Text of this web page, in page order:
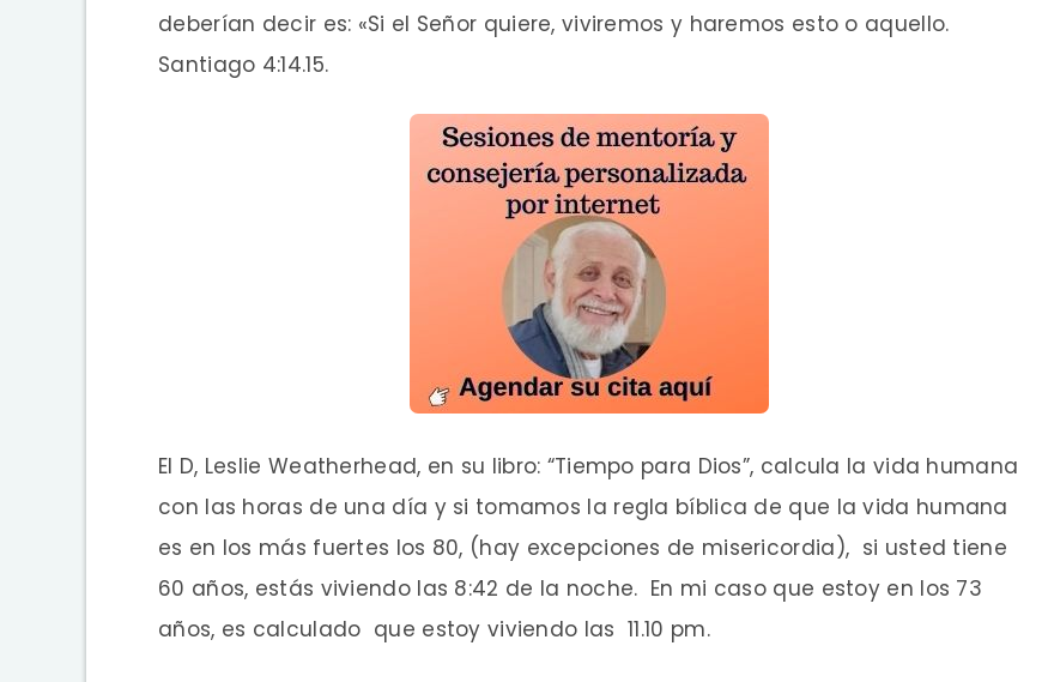
deberían decir es: «Si el Señor quiere, viviremos y haremos esto o aquello.
Santiago 4:14.15.
El D, Leslie Weatherhead, en su libro: “Tiempo para Dios”, calcula la vida humana
con las horas de una día y si tomamos la regla bíblica de que la vida humana
es en los más fuertes los 80, (hay excepciones de misericordia), si usted tiene
60 años, estás viviendo las 8:42 de la noche. En mi caso que estoy en los 73
años, es calculado que estoy viviendo las 11.10 pm.